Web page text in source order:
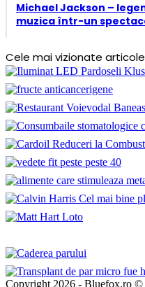
Michael Jackson –
muzica într-un
Cele mai vizionate articole
Copyright 2026 - Bluefox.ro